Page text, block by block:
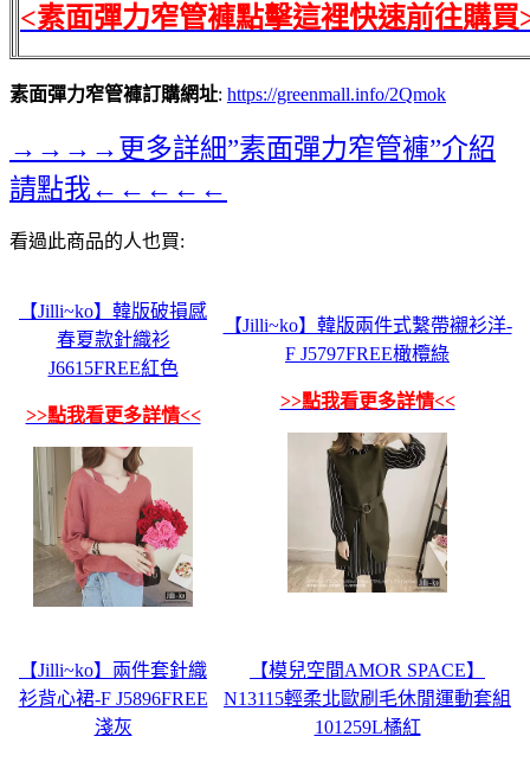
<素面彈力窄管褲點擊這裡快速前往購買
素面彈力窄管褲訂購網址: https://greenmall.info/2Qmok
→→→→更多詳細”素面彈力窄管褲”介紹
請點我←←←←←
看過此商品的人也買:
【Jilli~ko】韓版破損感
春夏款針織衫
J6615FREE紅色
>>點我看更多詳情<<
【Jilli~ko】韓版兩件式繫帶襯衫洋-
F J5797FREE橄欖綠
>>點我看更多詳情<<
【Jilli~ko】兩件套針織
衫背心裙-F J5896FREE
淺灰
【模兒空間AMOR SPACE】
N13115輕柔北歐刷毛休閒運動套組
101259L橘紅